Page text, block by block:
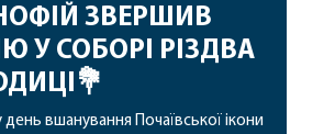
ЗВЕРШИВ
У СОБОРІ РІЗДВА
день вшанування Почаївської ікони